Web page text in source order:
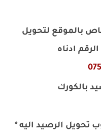
بالموقع لتحويل
ادناه
بالكورك
المطلوب تحويل الرصيد اليه *